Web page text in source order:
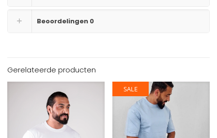
Beoordelingen 0
Gerelateerde producten
SALE